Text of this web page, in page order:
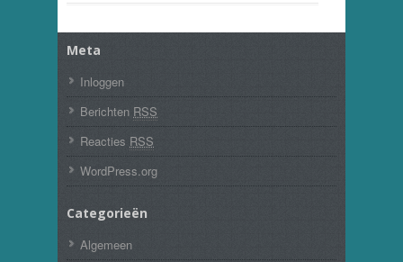
Meta
Inloggen
Berichten RSS
Reacties RSS
WordPress.org
Categorieën
Algemeen